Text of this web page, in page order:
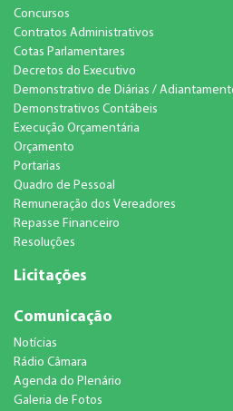
Concursos
Contratos Administrativos
Cotas Parlamentares
Decretos do Executivo
Demonstrativo de Diárias /
Demonstrativos Contábeis
Execução Orçamentária
Orçamento
Portarias
Quadro de Pessoal
Remuneração dos Vereadores
Repasse Financeiro
Resoluções
Licitações
Comunicação
Notícias
Rádio Câmara
Agenda do Plenário
Galeria de Fotos